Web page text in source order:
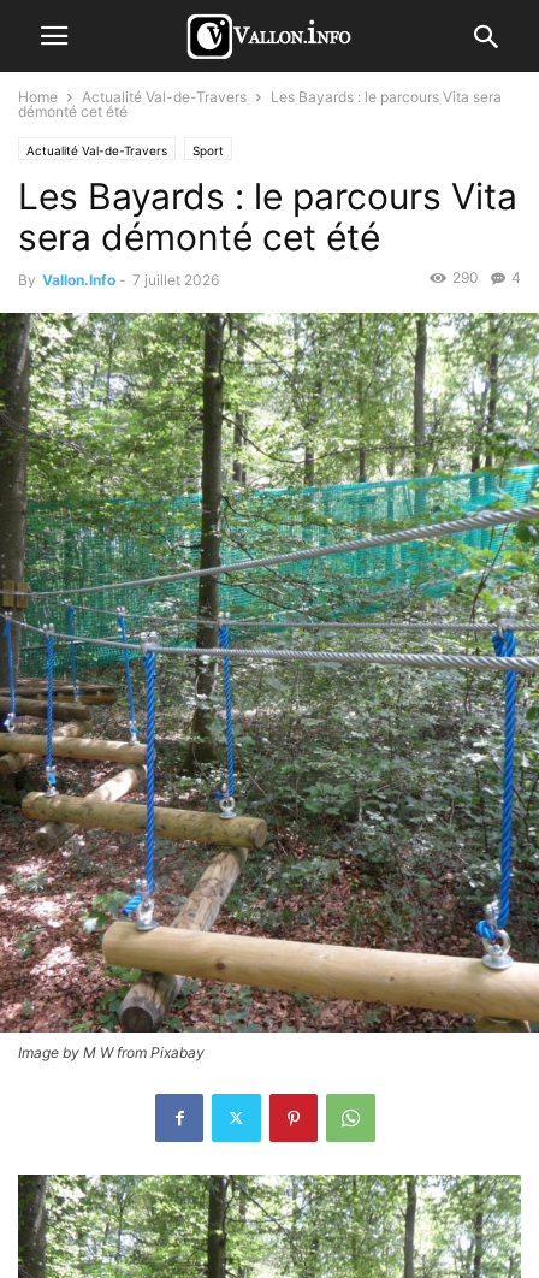
Home Actualité Val-de-Travers
Les Bayards : le parcours Vita sera
démonté cet été
Actualité Val-de-Travers Sport
Les Bayards : le parcours Vita
sera démonté cet été
By Vallon.Info - 7 juillet 2026 4
290
Image by M W from Pixabay